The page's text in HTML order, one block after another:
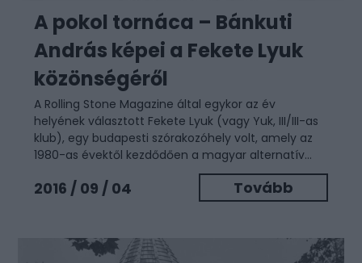
A pokol tornáca – Bánkuti
András képei a Fekete Lyuk
közönségéről
A Rolling Stone Magazine által egykor az év
helyének választott Fekete Lyuk (vagy Yuk, III/III-as
klub), egy budapesti szórakozóhely volt, amely az
1980-as évektől kezdődően a magyar alternatív...
2016 / 09 / 04 Tovább